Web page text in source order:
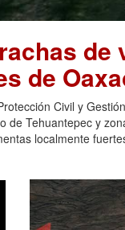
de
de
Civil y
Tehuantepec y
localmente